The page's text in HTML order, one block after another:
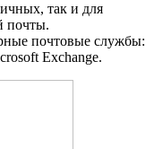
так и для
почты.
почтовые службы:
Exchange.